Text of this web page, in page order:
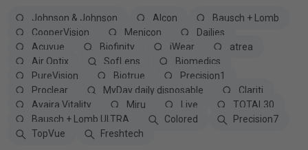
Johnson & Johnson Alcon
Bausch + Lomb
CooperVision
Menicon
Dailies
Acuvue
Biofinity iWear
atrea
Air Optix
SofLens
Biomedics
PureVision
Biotrue
Precision1
Proclear
MyDay daily disposable
Clariti
Avaira Vitality
Miru Live
TOTAL30
Bausch + Lomb ULTRA
Colored
Precision7
TopVue
Freshtech